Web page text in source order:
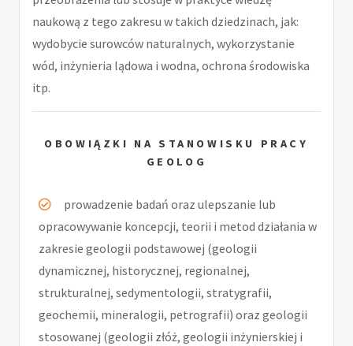
naukową z tego zakresu w takich dziedzinach, jak:
wydobycie surowców naturalnych, wykorzystanie
wód, inżynieria lądowa i wodna, ochrona środowiska
itp.
OBOWIĄZKI NA STANOWISKU PRACY
GEOLOG
prowadzenie badań oraz ulepszanie lub
opracowywanie koncepcji, teorii i metod działania w
zakresie geologii podstawowej (geologii
dynamicznej, historycznej, regionalnej,
strukturalnej, sedymentologii, stratygrafii,
geochemii, mineralogii, petrografii) oraz geologii
stosowanej (geologii złóż, geologii inżynierskiej i